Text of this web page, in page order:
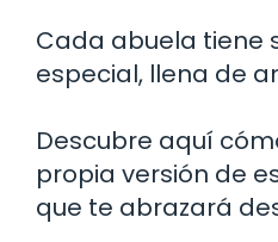
Cada abuela tiene
especial, llena de
Descubre aquí
propia versión de
que te abrazará